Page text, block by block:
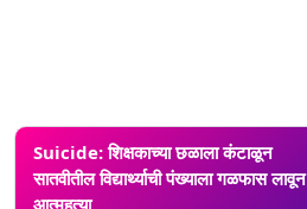
Suicide: शिक्षकाच्या छळाला कंटाळून
सातवीतील विद्यार्थ्याची पंख्याला गळफास लावून